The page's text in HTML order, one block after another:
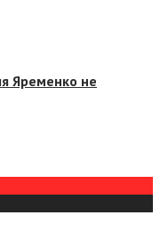
Яременко не